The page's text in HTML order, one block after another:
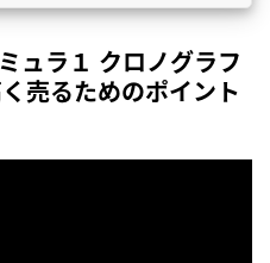
ュラ１ クロノグラフ
売るためのポイント